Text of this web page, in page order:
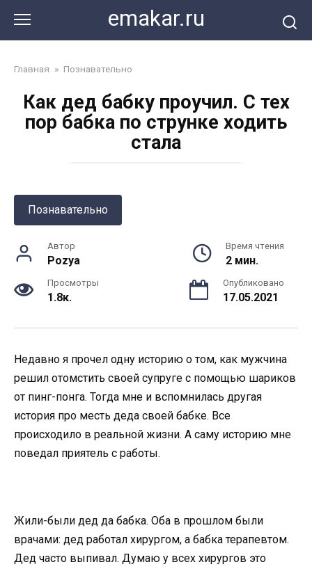
контенту
emakar.ru
Главная » Познавательно
Как дед бабку проучил. С тех
пор бабка по струнке ходить
стала
Познавательно
Автор
Pozya
Время чтения
2 мин.
Просмотры
1.8к.
Опубликовано
17.05.2021
Недавно я прочел одну историю о том, как мужчина
решил отомстить своей супруге с помощью шариков
от пинг-понга. Тогда мне и вспомнилась другая
история про месть деда своей бабке. Все
происходило в реальной жизни. А саму историю мне
поведал приятель с работы.
Жили-были дед да бабка. Оба в прошлом были
врачами: дед работал хирургом, а бабка терапевтом.
Дед часто выпивал. Думаю у всех хирургов это